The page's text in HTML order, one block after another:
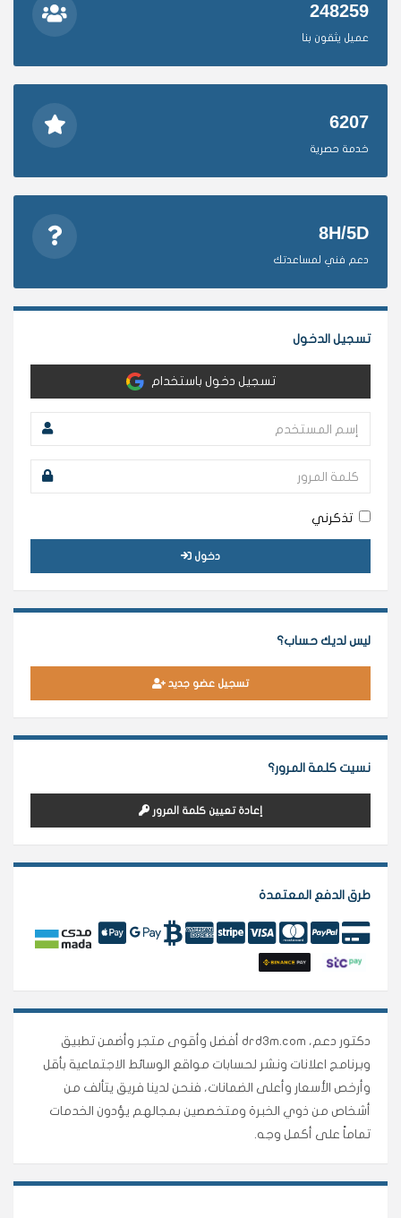
248259
عميل يثقون بنا
6207
خدمة حصرية
8H/5D
دعم فني لمساعدتك
تسجيل الدخول
تسجيل دخول باستخدام
تذكرني
دخول
ليس لديك حساب؟
تسجيل عضو جديد
نسيت كلمة المرور؟
إعادة تعيين كلمة المرور
طرق الدفع المعتمدة
دكتور دعم، drd3m.com أفضل وأقوى متجر وأضمن تطبيق
وبرنامج اعلانات ونشر لحسابات مواقع الوسائط الاجتماعية بأقل
وأرخص الأسعار وأعلى الضمانات، فنحن لدينا فريق يتألف من
أشخاص من ذوي الخبرة ومتخصصين بمجالهم يؤدون الخدمات
تماماً على أكمل وجه.